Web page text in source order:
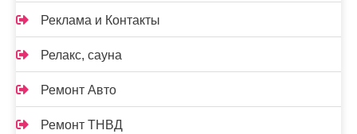
Реклама и Контакты
Релакс, сауна
Ремонт Авто
Ремонт ТНВД